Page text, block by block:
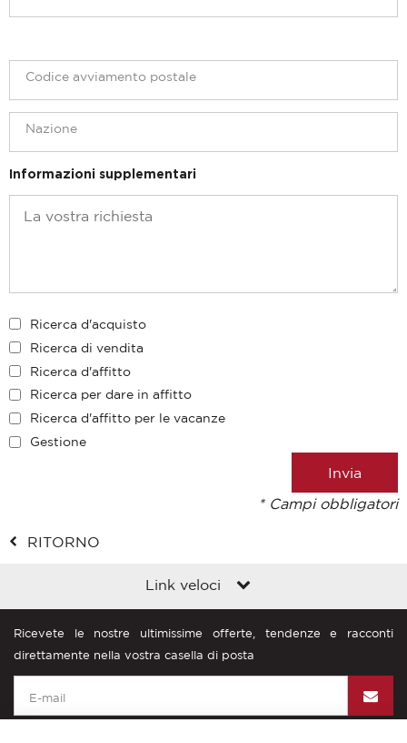
Informazioni supplementari
Ricerca d'acquisto
Ricerca di vendita
Ricerca d'affitto
Ricerca per dare in affitto
Ricerca d'affitto per le vacanze
Gestione
* Campi obbligatori
RITORNO
Link veloci
Ricevete le nostre ultimissime offerte, tendenze e racconti
direttamente nella vostra casella di posta